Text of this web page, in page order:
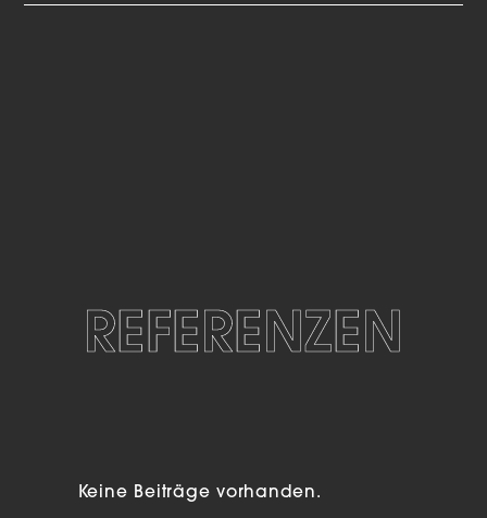
REFERENZEN
Keine Beiträge vorhanden.